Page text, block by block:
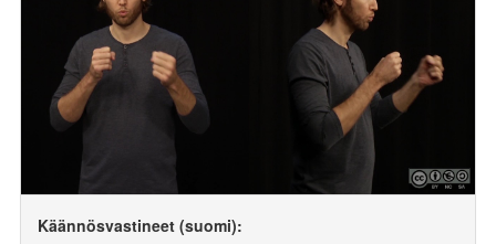
Käännösvastineet (suomi):